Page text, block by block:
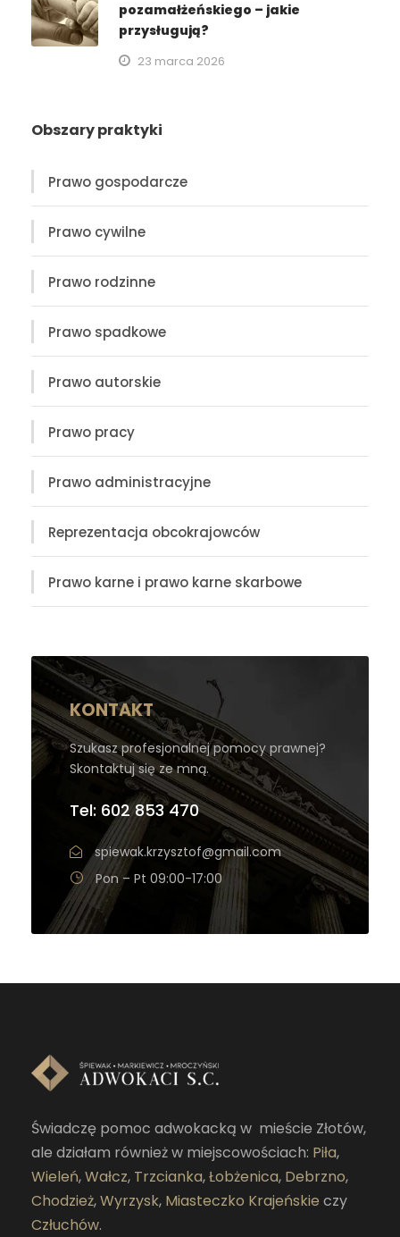
pozamałżeńskiego – jakie
przysługują?
23 marca 2026
Obszary praktyki
Prawo gospodarcze
Prawo cywilne
Prawo rodzinne
Prawo spadkowe
Prawo autorskie
Prawo pracy
Prawo administracyjne
Reprezentacja obcokrajowców
Prawo karne i prawo karne skarbowe
KONTAKT
Szukasz profesjonalnej pomocy prawnej?
Skontaktuj się ze mną.
Tel: 602 853 470
spiewak.krzysztof@gmail.com
Pon – Pt 09:00-17:00
Świadczę pomoc adwokacką w mieście Złotów,
ale działam również w miejscowościach: Piła,
Wieleń,Wałcz, Trzcianka,Łobżenica, Debrzno,
Chodzież,Wyrzysk, Miasteczko Krajeńskie czy
Człuchów.